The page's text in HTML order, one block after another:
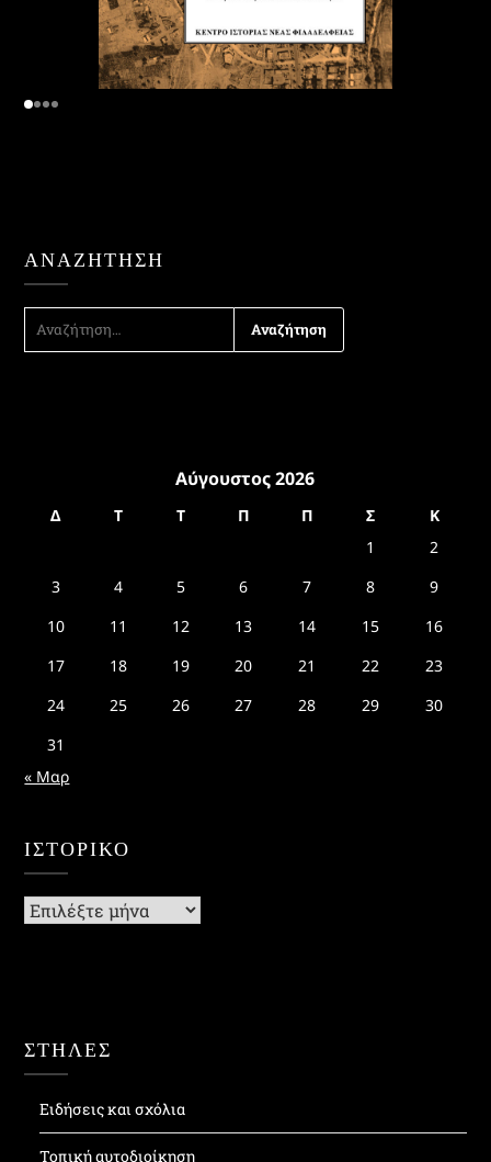
ΑΝΑΖΉΤΗΣΗ
ΑΝΑΖΉΤΗΣΗ
ΓΙΑ:
Αύγουστος 2026
Δ Τ Τ Π Π Σ
Κ
1
2
3
4 5 6 7 8
9
10
11 12 13 14 15
16
17
18 19 20 21 22
23
24
25 26 27 28 29
30
31
« Μαρ
ΙΣΤΟΡΙΚΌ
Ιστορικό
ΣΤΗΛΕΣ
Ειδήσεις και σχόλια
Τοπική αυτοδιοίκηση